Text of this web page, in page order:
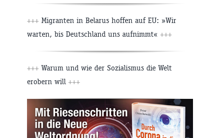
+++ Migranten in Belarus hoffen auf EU: »Wir
warten, bis Deutschland uns aufnimmt« +++
+++ Warum und wie der Sozialismus die Welt
erobern will +++